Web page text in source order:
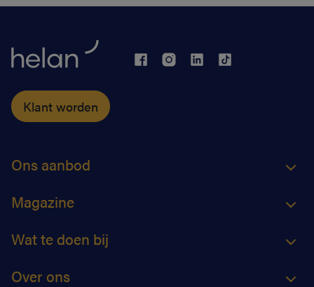
Klant worden
Ons aanbod
Magazine
Wat te doen bij
Over ons